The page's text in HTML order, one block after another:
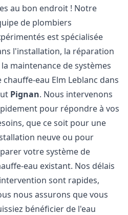
au bon endroit ! Notre
de plombiers
est spécialisée
l'installation, la réparation
maintenance de systèmes
chauffe-eau Elm Leblanc dans
Pignan. Nous intervenons
pour répondre à vos
que ce soit pour une
neuve ou pour
votre système de
eau existant. Nos délais
sont rapides,
nous assurons que vous
bénéficier de l'eau